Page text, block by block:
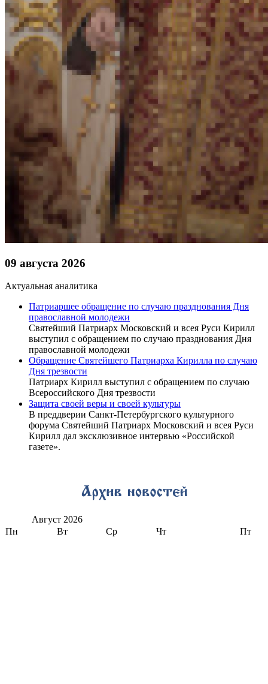
09 августа 2026
Актуальная аналитика
Патриаршее обращение по случаю празднования Дня
православной молодежи
Святейший Патриарх Московский и всея Руси Кирилл
выступил с обращением по случаю празднования Дня
православной молодежи
Обращение Святейшего Патриарха Кирилла по случаю
Дня трезвости
Патриарх Кирилл выступил с обращением по случаю
Всероссийского Дня трезвости
Защита своей веры и своей культуры
В преддверии Санкт-Петербургского культурного
форума Святейший Патриарх Московский и всея Руси
Кирилл дал эксклюзивное интервью «Российской
газете».
Август 2026
Пн
Вт Ср Чт Пт